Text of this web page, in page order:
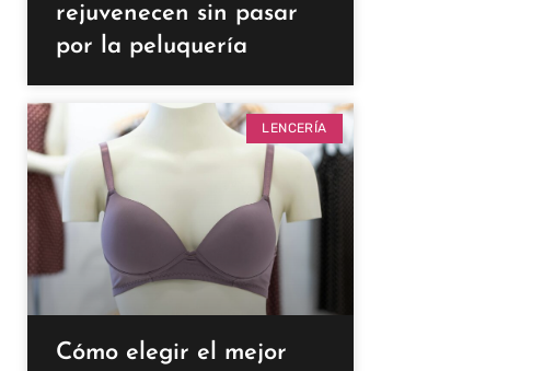
rejuvenecen sin pasar
por la peluquería
LENCERÍA
Cómo elegir el mejor